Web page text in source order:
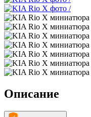
Описание